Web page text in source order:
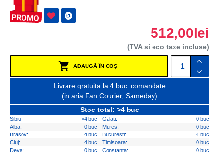
512,00lei
(TVA si eco taxe incluse)
ADAUGĂ ÎN COŞ
Livrare gratuita la 4 buc. comandate
(in aria Fan Courier, Sameday)
Stoc total: >4 buc
Sibiu: >4 buc Galati:
0 buc
Alba:
0 buc Mures:
0 buc
Brasov:
4 buc Bucuresti:
4 buc
Cluj:
4 buc Timisoara:
0 buc
Deva:
0 buc Constanta: 0 buc